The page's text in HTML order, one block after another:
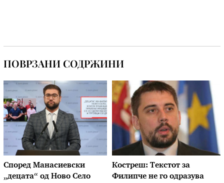
ПОВРЗАНИ СОДРЖИНИ
Според Манасиевски
„децата“ од Ново Село
Костреш: Текстот за
Филипче не го одразува